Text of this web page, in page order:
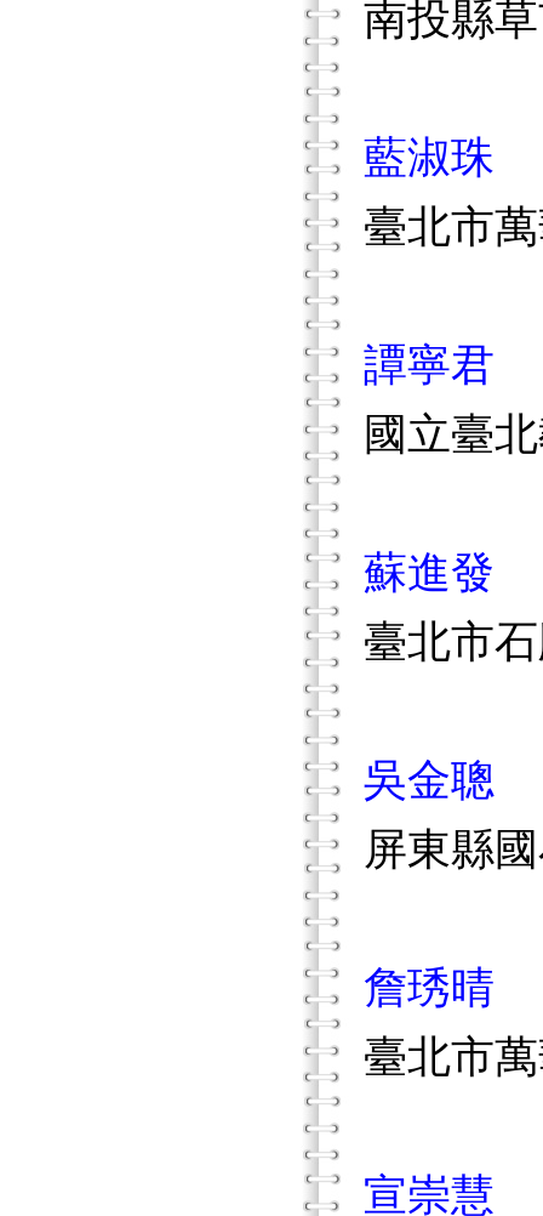
南投縣
藍淑珠
臺北市
譚寧君
國立臺
蘇進發
臺北市
吳金聰
屏東縣
詹琇晴
臺北市
宣崇慧